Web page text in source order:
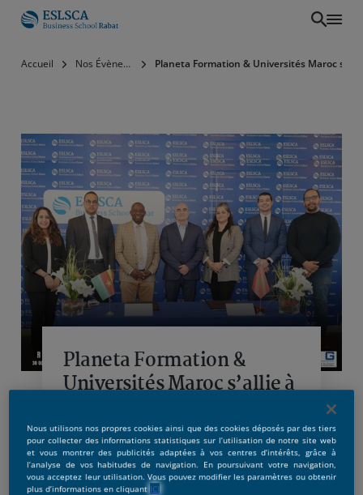
Accueil Nos Évènements Planeta Formation & Universités Maroc s’allie
Planeta Formation &
Universités Maroc s’allie à
Nous utilisons nos propres cookies ainsi que des cookies déposés par des tiers
pour collecter des informations statistiques sur l’utilisation de notre site web
et vous montrer des publicités adaptées à vos centres d’intérêts, grâce à
l’analyse de vos habitudes de navigation. En poursuivant votre navigation,
vous acceptez leur utilisation. Vous pouvez modifier les paramètres ou obtenir
plus d’informations en cliquant ICI